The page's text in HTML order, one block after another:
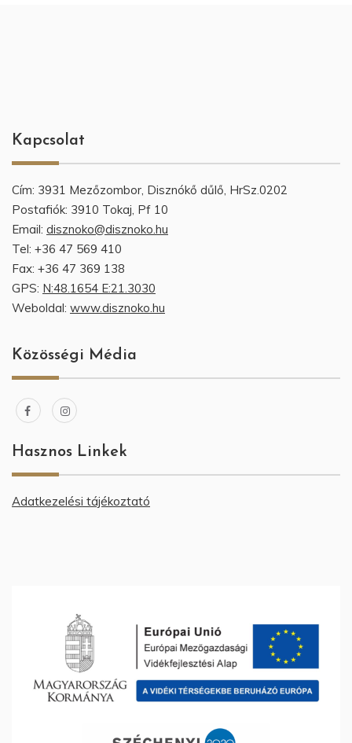
Kapcsolat
Cím: 3931 Mezőzombor, Disznókő dűlő, HrSz.0202
Postafiók: 3910 Tokaj, Pf 10
Email: disznoko@disznoko.hu
Tel: +36 47 569 410
Fax: +36 47 369 138
GPS: N:48.1654 E:21.3030
Weboldal: www.disznoko.hu
Közösségi Média
Hasznos Linkek
Adatkezelési tájékoztató